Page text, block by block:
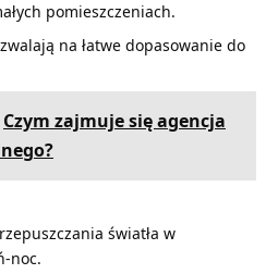
pomieszczeniach.
na łatwe dopasowanie do
Czym zajmuje się agencja
światła w
noc.